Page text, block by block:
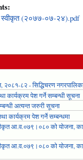
स्वीकृत (२०७७-०७-२४).pdf
२०८१-८२ - सिद्धिचरण
कार्यक्रम पेश गर्ने सम्बन्धी सूचना
अत्यन्त जरुरी सूचना
कार्यक्रम पेश गर्ने सम्बन्धमा
आ.व.०७९।०८० को योजना,
आ.व.०७९।०८० को योजना,